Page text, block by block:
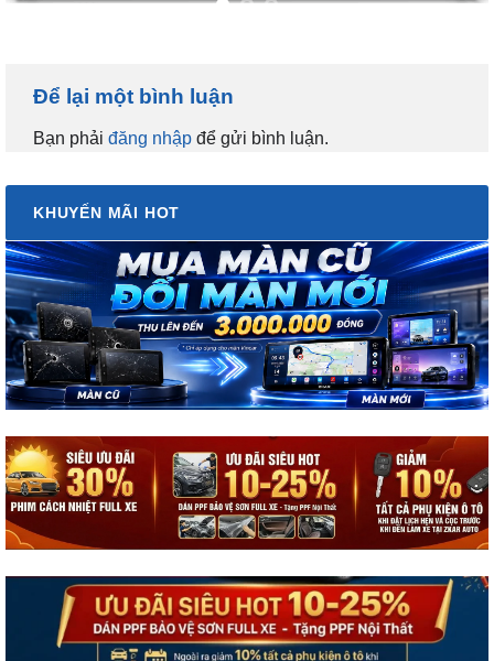
Để lại một bình luận
Bạn phải đăng nhập để gửi bình luận.
KHUYẾN MÃI HOT